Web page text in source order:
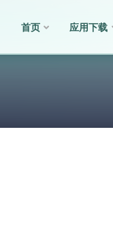
首页 应用下载